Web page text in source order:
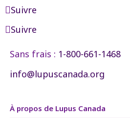
Suivre
Suivre
Sans frais : 1-800-661-1468
info@lupuscanada.org
À propos de Lupus Canada